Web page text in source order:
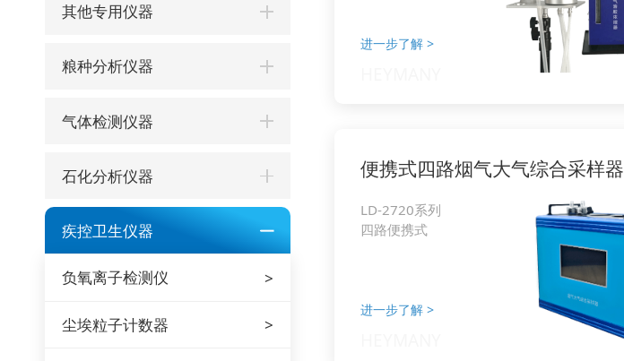
其他专用仪器
粮种分析仪器
气体检测仪器
石化分析仪器
疾控卫生仪器
负氧离子检测仪
尘埃粒子计数器
进一步了解 >
便携式四路烟气大气综合采样器
LD-2720系列
四路便携式
进一步了解 >